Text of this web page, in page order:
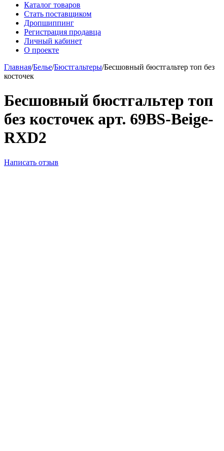
Каталог товаров
Стать поставщиком
Дропшиппинг
Регистрация продавца
Личный кабинет
О проекте
Главная/Белье/Бюстгальтеры/Бесшовный бюстгальтер топ без
косточек
Бесшовный бюстгальтер топ
без косточек арт. 69BS-Beige-
RXD2
Написать отзыв